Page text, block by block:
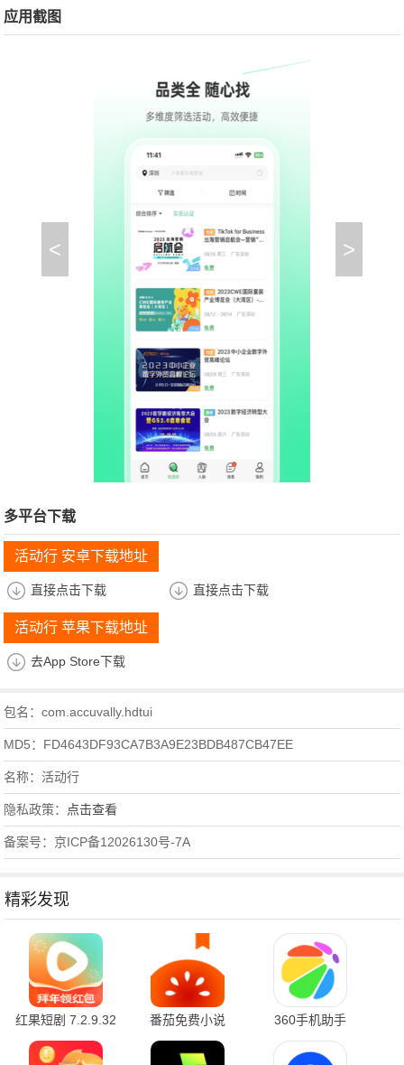
应用截图
< >
多平台下载
活动行 安卓下载地址
直接点击下载 直接点击下载
活动行 苹果下载地址
去App Store下载
包名：com.accuvally.hdtui
MD5：FD4643DF93CA7B3A9E23BDB487CB47EE
名称：活动行
隐私政策： 点击查看
备案号：京ICP备12026130号-7A
精彩发现
红果短剧 7.2.9.32
官方版
番茄免费小说
7.2.9.32 安卓版
360手机助手
10.2.2 官方版